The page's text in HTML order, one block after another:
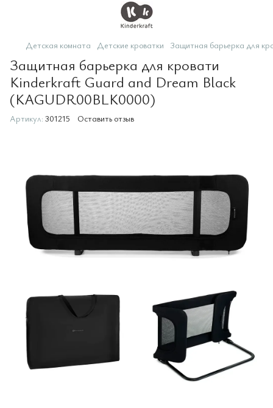
Детская комната Детские кроватки Защитная барьерка для
Защитная барьерка для кровати
Kinderkraft Guard and Dream Black
(KAGUDR00BLK0000)
Артикул: 301215 Оставить отзыв